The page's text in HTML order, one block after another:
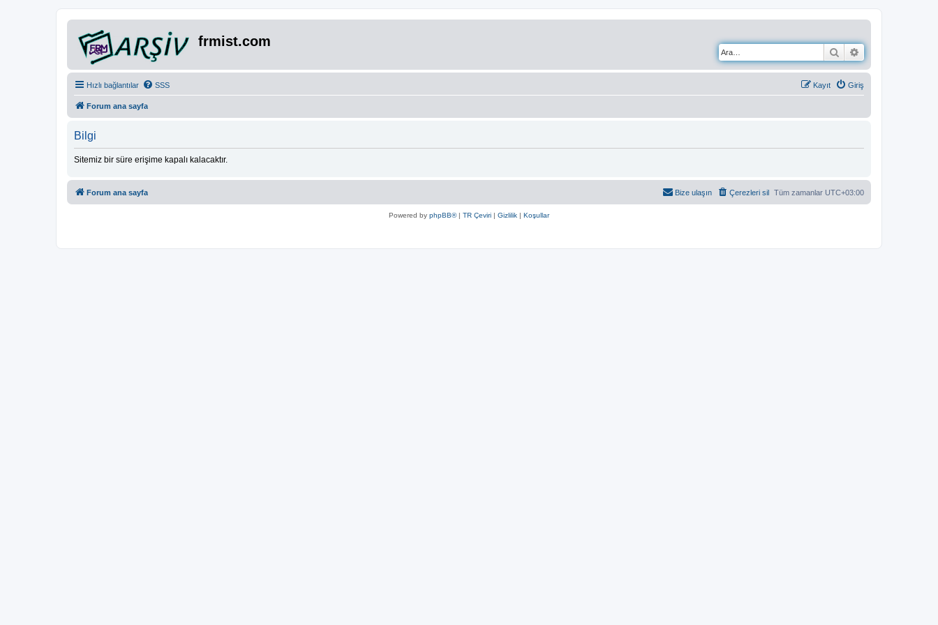
frmist.com
Ara
Hızlı bağlantılar SSS Giriş
Kayıt
Forum ana sayfa
Bilgi
Sitemiz bir süre erişime kapalı kalacaktır.
Forum ana sayfa Tüm zamanlar UTC+03:00
Çerezleri sil
Bize ulaşın
Powered by phpBB®| TR Çeviri | Gizlilik | Koşullar